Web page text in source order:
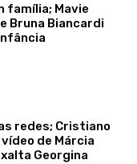
família; Mavie
Bruna Biancardi
redes; Cristiano
de Márcia
Georgina